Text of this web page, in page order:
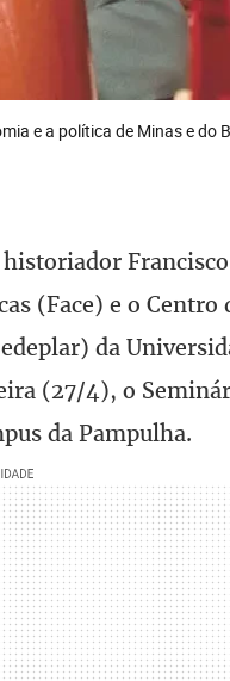
e a política de Minas e do
(Face) e o Centro
da
(27/4), o
da Pampulha.